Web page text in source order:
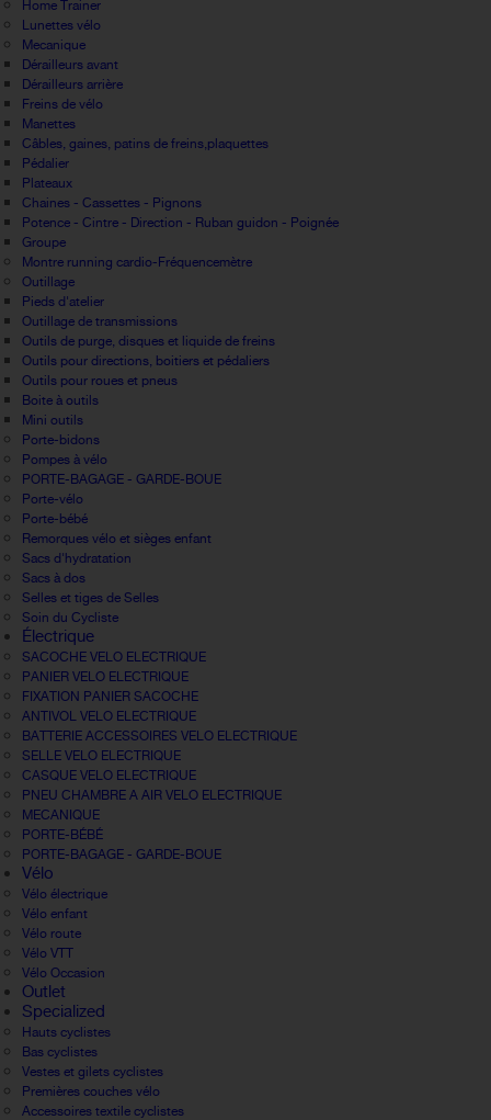
Home Trainer
Lunettes vélo
Mecanique
Dérailleurs avant
Dérailleurs arrière
Freins de vélo
Manettes
Câbles, gaines, patins de freins,plaquettes
Pédalier
Plateaux
Chaines - Cassettes - Pignons
Potence - Cintre - Direction - Ruban guidon - Poignée
Groupe
Montre running cardio-Fréquencemètre
Outillage
Pieds d'atelier
Outillage de transmissions
Outils de purge, disques et liquide de freins
Outils pour directions, boitiers et pédaliers
Outils pour roues et pneus
Boite à outils
Mini outils
Porte-bidons
Pompes à vélo
PORTE-BAGAGE - GARDE-BOUE
Porte-vélo
Porte-bébé
Remorques vélo et sièges enfant
Sacs d'hydratation
Sacs à dos
Selles et tiges de Selles
Soin du Cycliste
Électrique
SACOCHE VELO ELECTRIQUE
PANIER VELO ELECTRIQUE
FIXATION PANIER SACOCHE
ANTIVOL VELO ELECTRIQUE
BATTERIE ACCESSOIRES VELO ELECTRIQUE
SELLE VELO ELECTRIQUE
CASQUE VELO ELECTRIQUE
PNEU CHAMBRE A AIR VELO ELECTRIQUE
MECANIQUE
PORTE-BÉBÉ
PORTE-BAGAGE - GARDE-BOUE
Vélo
Vélo électrique
Vélo enfant
Vélo route
Vélo VTT
Vélo Occasion
Outlet
Specialized
Hauts cyclistes
Bas cyclistes
Vestes et gilets cyclistes
Premières couches vélo
Accessoires textile cyclistes